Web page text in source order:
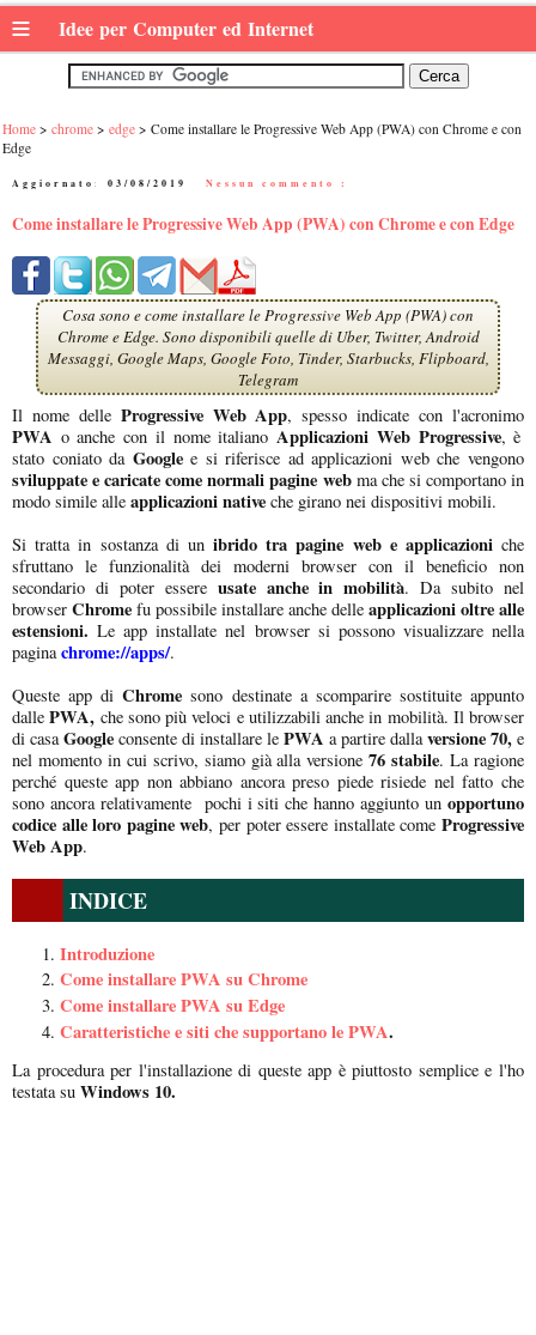
≡ Idee per Computer ed Internet
Home chrome edge
Come installare le Progressive Web App (PWA) con Chrome e con
Edge
Aggiornato: 03/08/2019 Nessun commento :
Come installare le Progressive Web App (PWA) con Chrome e con Edge
Cosa sono e come installare le Progressive Web App (PWA) con
Chrome e Edge. Sono disponibili quelle di Uber, Twitter, Android
Messaggi, Google Maps, Google Foto, Tinder, Starbucks, Flipboard,
Telegram
Il nome delleProgressive Web App, spesso indicate con l'acronimo
PWA o anche con il nome italianoApplicazioni Web Progressive, è
stato coniato daGooglee si riferisce ad applicazioni web che vengono
sviluppate e caricate come normali pagine webma che si comportano in
modo simile alle applicazioni native che girano nei dispositivi mobili.
Si tratta in sostanza di unibrido tra pagine web e applicazioniche
sfruttano le funzionalità dei moderni browser con il beneficio non
secondario di poter essere usate anche in mobilità. Da subito nel
browser Chrome fu possibile installare anche delle applicazioni oltre alle
estensioni.Le app installate nel browser si possono visualizzare nella
pagina chrome://apps/.
Queste app di Chrome sono destinate a scomparire sostituite appunto
dallePWA, che sono più veloci e utilizzabili anche in mobilità. Il browser
di casaGoogle consente di installare le PWA a partire dallaversione 70, e
nel momento in cui scrivo, siamo già alla versione 76 stabile. La ragione
perché queste app non abbiano ancora preso piede risiede nel fatto che
sono ancora relativamente pochi i siti che hanno aggiunto un opportuno
codice alle loro pagine web, per poter essere installate comeProgressive
Web App.
INDICE
Introduzione
Come installare PWA su Chrome
Come installare PWA su Edge
Caratteristiche e siti che supportano le PWA.
La procedura per l'installazione di queste app è piuttosto semplice e l'ho
testata su Windows 10.